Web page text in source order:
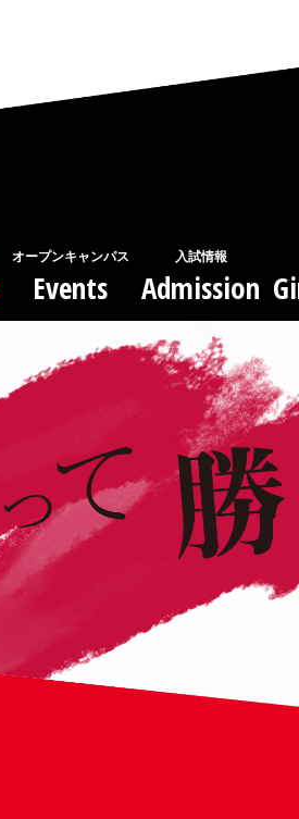
オープンキャンパス
Events
入試情報
Admission